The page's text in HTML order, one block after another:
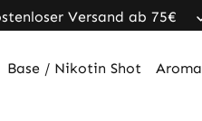
Versand ab 75€
Base / Nikotin Shot Aroma